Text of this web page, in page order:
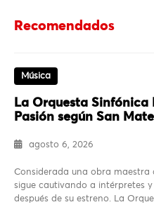
Recomendados
Música
La Orquesta
Pasión según San
agosto 6, 2026
Considerada una obra maestra
sigue cautivando a intérpretes
después de su estreno. La